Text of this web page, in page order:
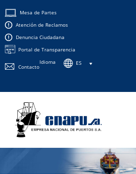
al
contenido
Mesa de Partes
Atención de Reclamos
Denuncia Ciudadana
Portal de Transparencia
Contacto
Idioma ES